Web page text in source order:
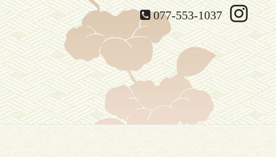
077-553-1037